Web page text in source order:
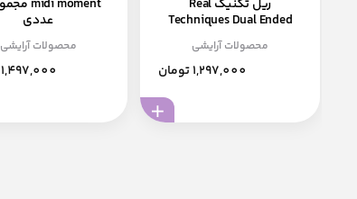
ریل تکنیک Real
Techniques Dual Ended
Brow...
محصولات آرایشی
1,297,000 تومان
عددی
محصولات آرایشی
1,497,000 تومان